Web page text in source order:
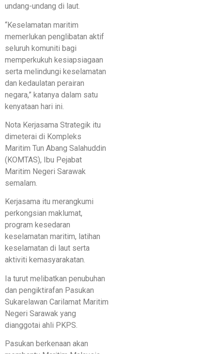
undang-undang di laut.
“Keselamatan maritim
memerlukan penglibatan aktif
seluruh komuniti bagi
memperkukuh kesiapsiagaan
serta melindungi keselamatan
dan kedaulatan perairan
negara,” katanya dalam satu
kenyataan hari ini.
Nota Kerjasama Strategik itu
dimeterai di Kompleks
Maritim Tun Abang Salahuddin
(KOMTAS), Ibu Pejabat
Maritim Negeri Sarawak
semalam.
Kerjasama itu merangkumi
perkongsian maklumat,
program kesedaran
keselamatan maritim, latihan
keselamatan di laut serta
aktiviti kemasyarakatan.
Ia turut melibatkan penubuhan
dan pengiktirafan Pasukan
Sukarelawan Carilamat Maritim
Negeri Sarawak yang
dianggotai ahli PKPS.
Pasukan berkenaan akan